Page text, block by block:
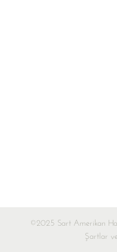
©2025 Sart Amerikan
Şartlar